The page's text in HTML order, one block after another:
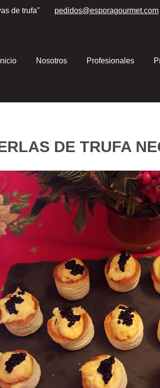
de trufa" pedidos@esporagourmet.com
Inicio Nosotros Profesionales
DE TRUFA